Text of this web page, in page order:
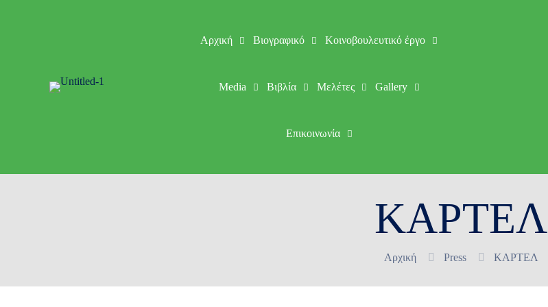
Αρχική Βιογραφικό Κοινοβουλευτικό έργο
Media Βιβλία Μελέτες Gallery
Επικοινωνία
ΚΑΡΤΕΛ
Αρχική Press ΚΑΡΤΕΛ